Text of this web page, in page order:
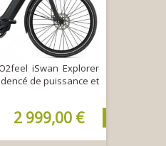
iSwan Explorer
de puissance et
2 999,00 €